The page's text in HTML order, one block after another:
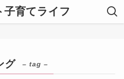
子育てライフ
グ – tag –